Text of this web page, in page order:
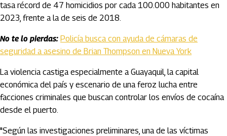
tasa récord de 47 homicidios por cada 100.000 habitantes en
2023, frente a la de seis de 2018.
No te lo pierdas: Policía busca con ayuda de cámaras de
seguridad a asesino de Brian Thompson en Nueva York
La violencia castiga especialmente a Guayaquil, la capital
económica del país y escenario de una feroz lucha entre
facciones criminales que buscan controlar los envíos de cocaína
desde el puerto.
"Según las investigaciones preliminares, una de las víctimas